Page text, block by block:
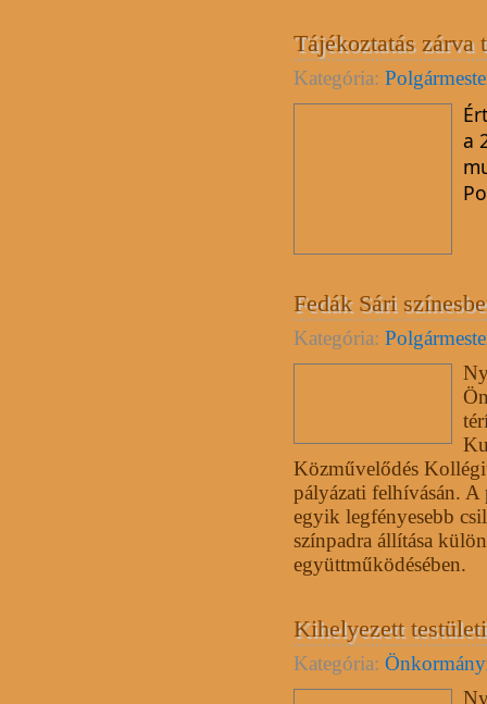
Tájékoztatás zárva
Kategória:
a
Fedák Sári
Kategória:
Közművelődés
pályázati felhívásán. A
egyik legfényesebb
színpadra állítása
együttműködésében.
Kihelyezett
Kategória: